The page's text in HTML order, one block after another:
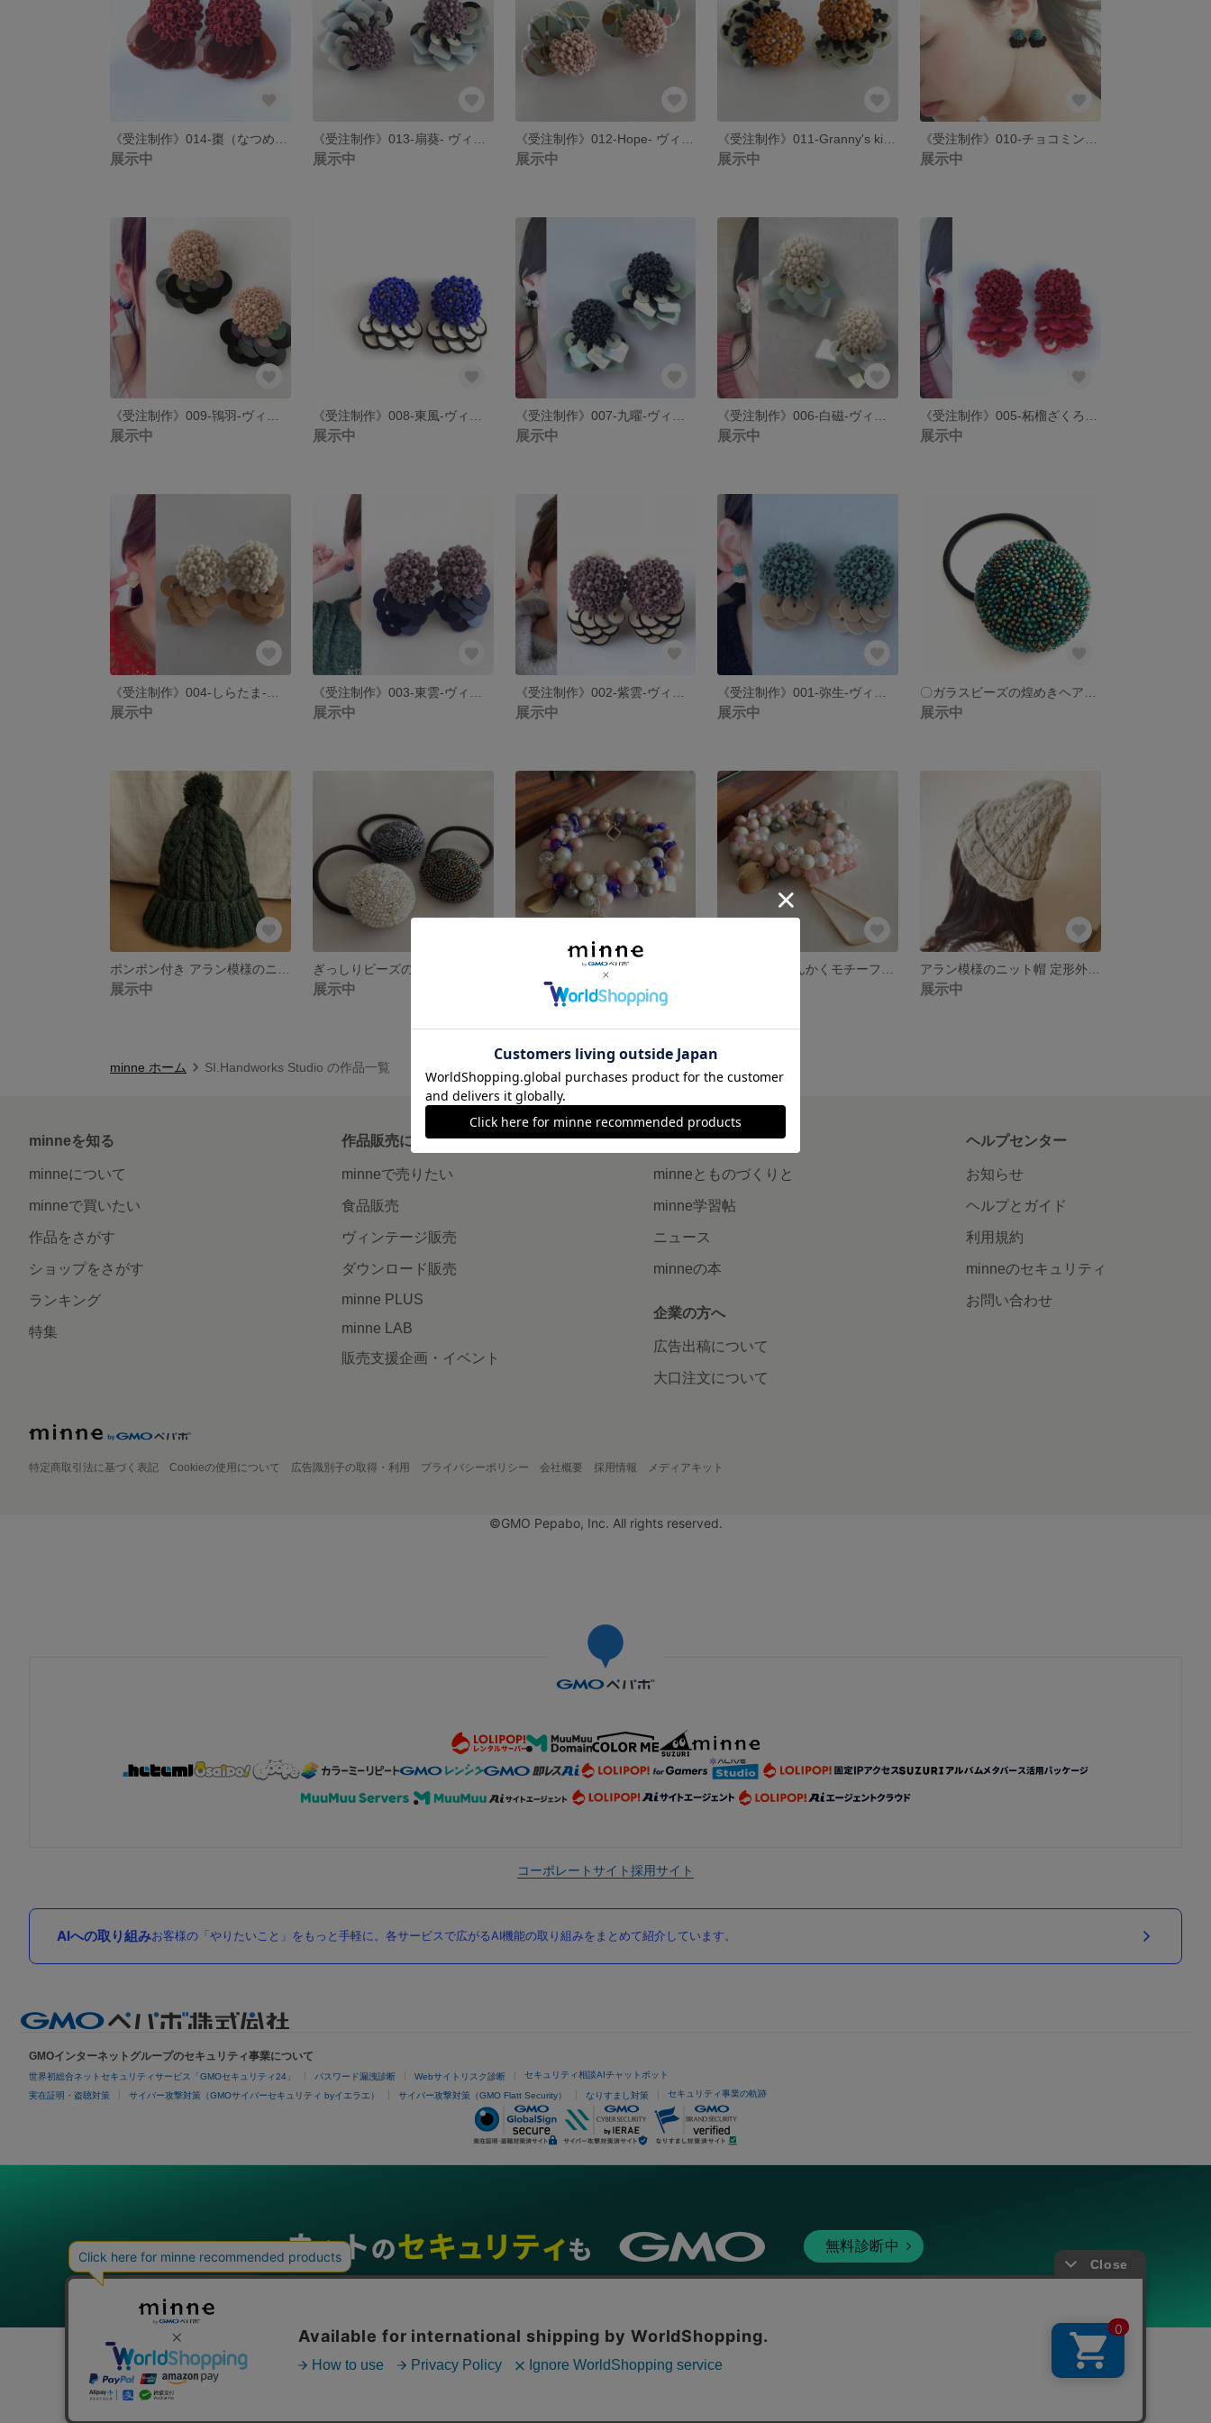
展示中 展示中 展示中 展示中 展示中
展示中 展示中 展示中 展示中 展示中
展示中 展示中 展示中 展示中 展示中
展示中 展示中 展示中 展示中
minne ホーム SI.Handworks Studio の作品一覧
minneを知る
minneについて
minneで買いたい
作品をさがす
ショップをさがす
ランキング
特集
作品販売について
minneで売りたい
食品販売
ヴィンテージ販売
ダウンロード販売
minne PLUS
minne LAB
販売支援企画・イベント
読みもの
minneとものづくりと
minne学習帖
ニュース
minneの本
企業の方へ
広告出稿について
大口注文について
ヘルプセンター
お知らせ
ヘルプとガイド
利用規約
minneのセキュリティ
お問い合わせ
特定商取引法に基づく表記 Cookieの使用について 広告識別子の取得・利用 プライバシーポリシー 会社概要 採用情報 メディアキット
©GMO Pepabo, Inc. All rights reserved.
コーポレートサイト採用サイト
AIへの取り組みお客様の「やりたいこと」をもっと手軽に。各サービスで広がるAI機能の取り組みをまとめて紹介しています。
GMOインターネットグループのセキュリティ事業について
世界初総合ネットセキュリティサービス「GMOセキュリティ24」 パスワード漏洩診断 Webサイトリスク診断 セキュリティ相談AIチャットボット
実在証明・盗聴対策 サイバー攻撃対策（GMOサイバーセキュリティ byイエラエ） サイバー攻撃対策（GMO Flatt Security） なりすまし対策 セキュリティ事業の軌跡
無料診断中
グループサービス
インターネットサービス